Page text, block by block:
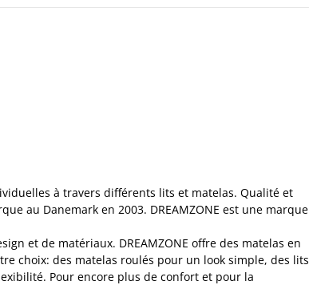
à travers différents lits et matelas. Qualité et
au Danemark en 2003. DREAMZONE est une marque
et de matériaux. DREAMZONE offre des matelas en
choix: des matelas roulés pour un look simple, des lits
Pour encore plus de confort et pour la